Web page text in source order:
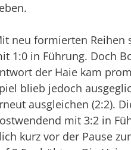
neu formierten Reihen
1:0 in Führung. Doch
der Haie kam
blieb jedoch
ausgleichen (2:2).
mit 3:2 in
kurz vor der Pause